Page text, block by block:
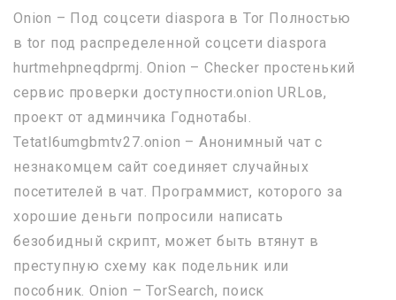
Onion – Под соцсети diaspora в Tor Полностью
в tor под распределенной соцсети diaspora
hurtmehpneqdprmj. Onion – Checker простенький
сервис проверки доступности.onion URLов,
проект от админчика Годнотабы.
Tetatl6umgbmtv27.onion – Анонимный чат с
незнакомцем сайт соединяет случайных
посетителей в чат. Программист, которого за
хорошие деньги попросили написать
безобидный скрипт, может быть втянут в
преступную схему как подельник или
пособник. Onion – TorSearch, поиск